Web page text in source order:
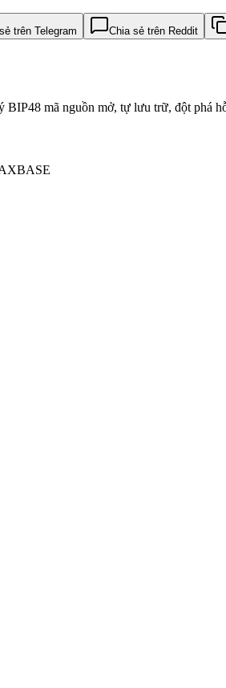
trên Telegram Chia sẻ trên Reddit
mã nguồn mở, tự lưu trữ, đột phá
BASE